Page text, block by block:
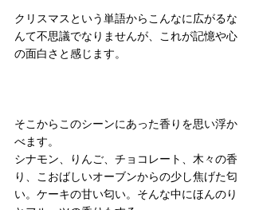
クリスマスという単語からこんなに広がるな
んて不思議でなりませんが、これが記憶や心
の面白さと感じます。
そこからこのシーンにあった香りを思い浮か
べます。
シナモン、りんご、チョコレート、木々の香
り、こおばしいオーブンからの少し焦げた匂
い。ケーキの甘い匂い。そんな中にほんのり